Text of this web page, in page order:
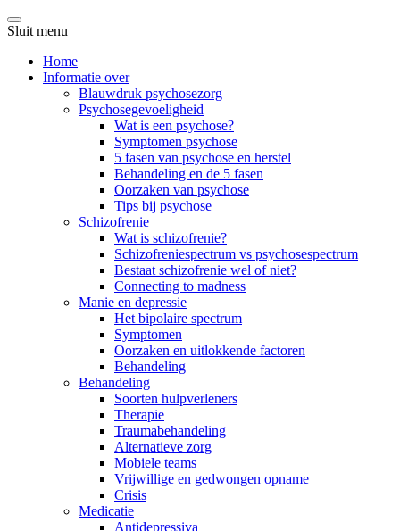
Sluit menu
Home
Informatie over
Blauwdruk psychosezorg
Psychosegevoeligheid
Wat is een psychose?
Symptomen psychose
5 fasen van psychose en herstel
Behandeling en de 5 fasen
Oorzaken van psychose
Tips bij psychose
Schizofrenie
Wat is schizofrenie?
Schizofreniespectrum vs psychosespectrum
Bestaat schizofrenie wel of niet?
Connecting to madness
Manie en depressie
Het bipolaire spectrum
Symptomen
Oorzaken en uitlokkende factoren
Behandeling
Behandeling
Soorten hulpverleners
Therapie
Traumabehandeling
Alternatieve zorg
Mobiele teams
Vrijwillige en gedwongen opname
Crisis
Medicatie
Antidepressiva